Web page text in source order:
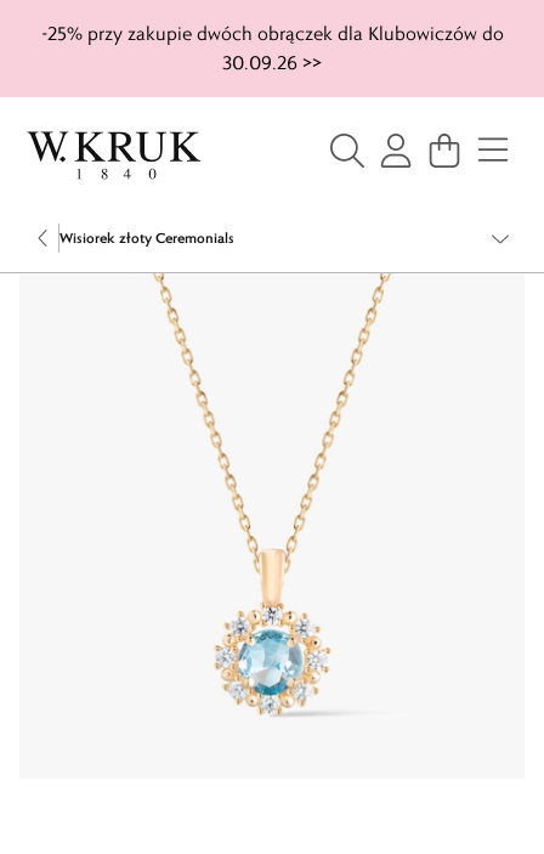
-25% przy zakupie dwóch obrączek dla Klubowiczów do
30.09.26 >>
Wisiorek złoty Ceremonials